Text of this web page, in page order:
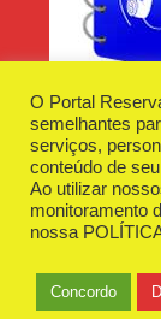
Reserva
O Portal
semelhantes
serviços,
conteúdo de
Ao utilizar
monitoramento
nossa
Concordo